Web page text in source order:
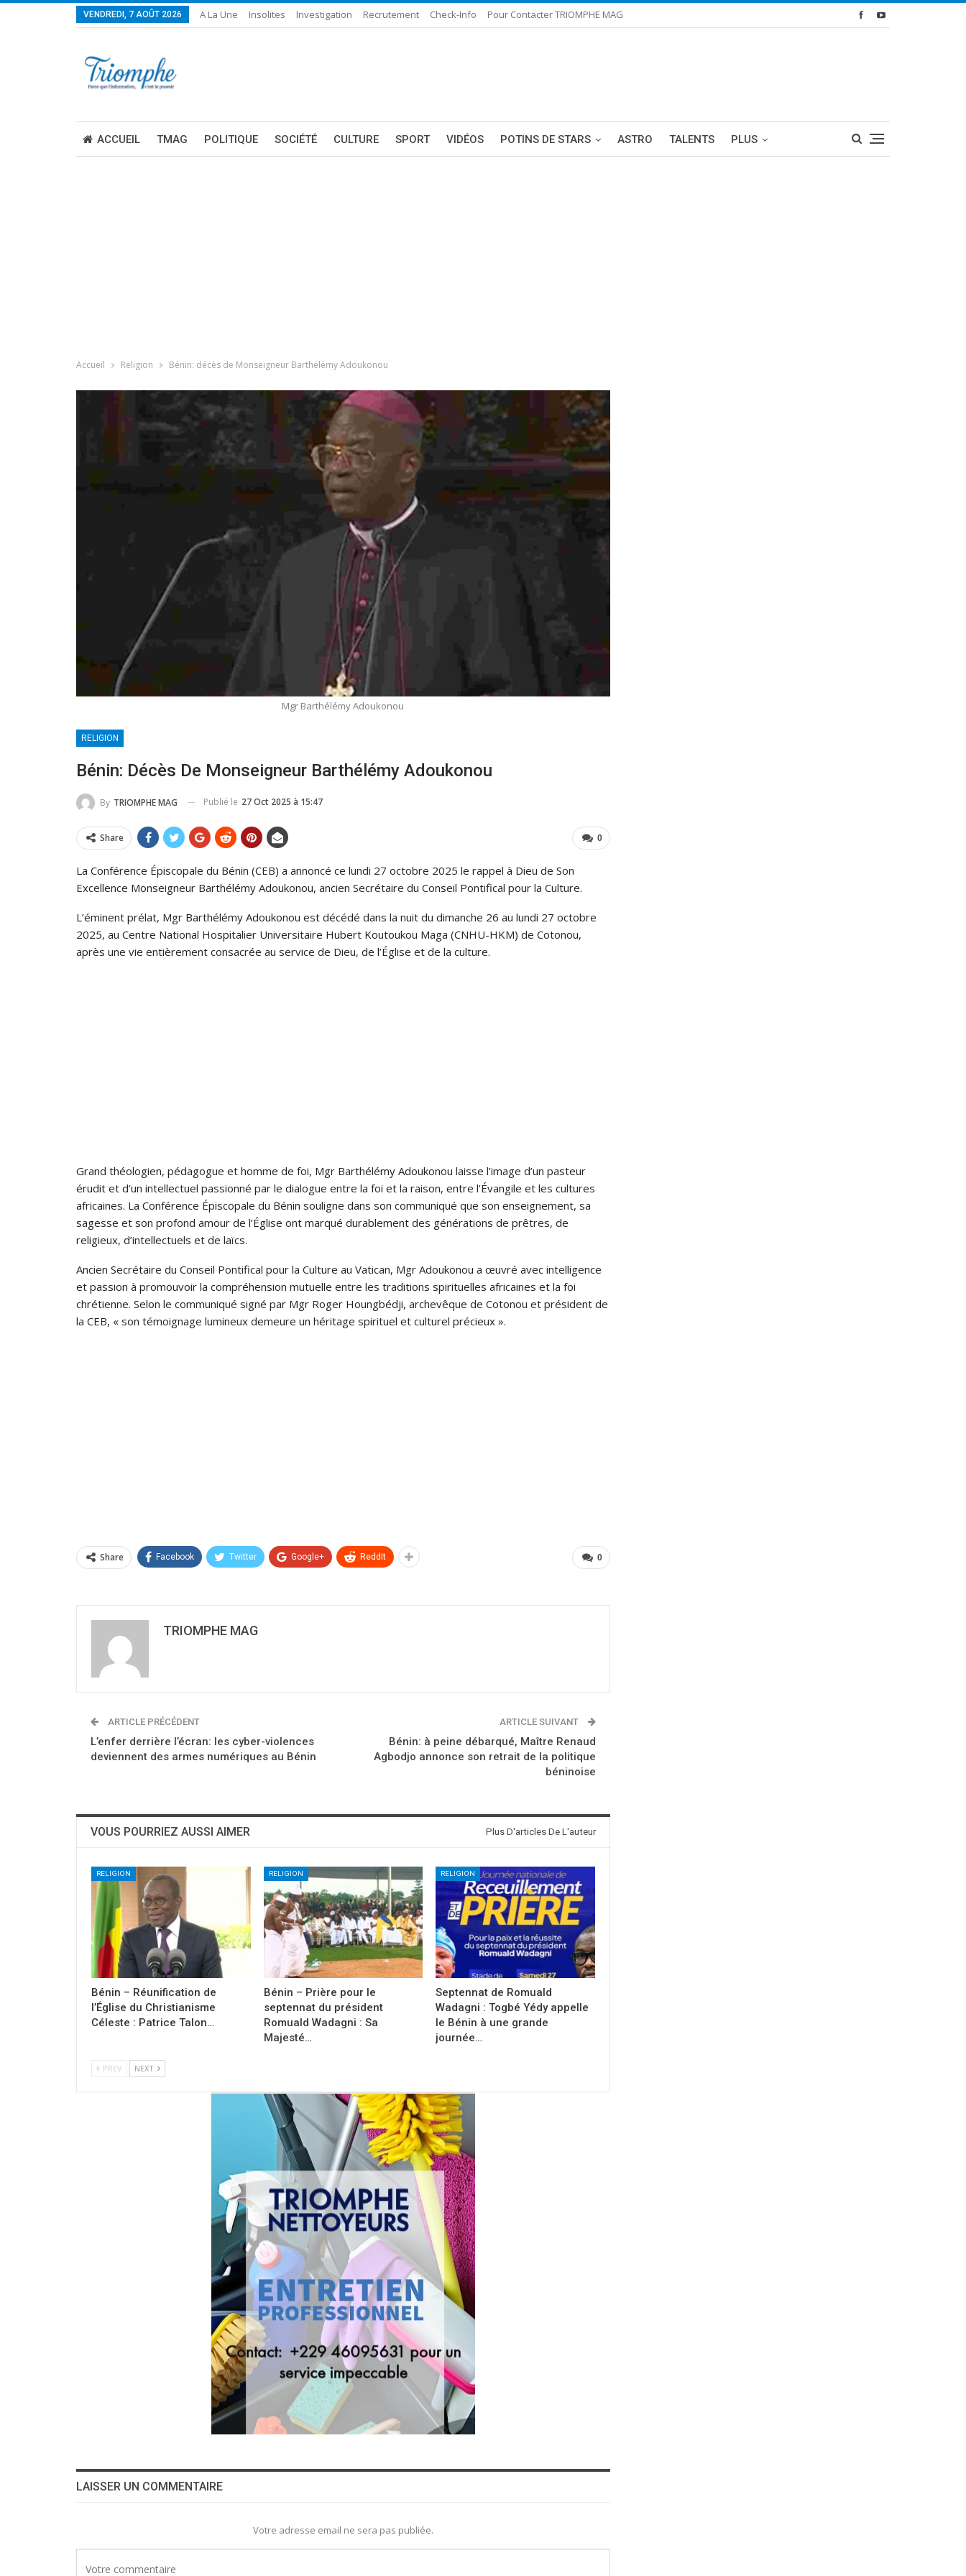
VENDREDI, 7 AOÛT 2026 A La Une Insolites Investigation Recrutement Check-Info Pour Contacter TRIOMPHE MAG
ACCUEIL TMAG POLITIQUE SOCIÉTÉ CULTURE SPORT VIDÉOS POTINS DE STARS ASTRO TALENTS PLUS
Accueil Religion Bénin: décès de Monseigneur Barthélémy Adoukonou
Mgr Barthélémy Adoukonou
RELIGION
Bénin: Décès De Monseigneur Barthélémy Adoukonou
By TRIOMPHE MAG Publié le 27 Oct 2025 à 15:47
0
Share
La Conférence Épiscopale du Bénin (CEB) a annoncé ce lundi 27 octobre 2025 le rappel à Dieu de Son
Excellence Monseigneur Barthélémy Adoukonou, ancien Secrétaire du Conseil Pontifical pour la Culture.
L’éminent prélat, Mgr Barthélémy Adoukonou est décédé dans la nuit du dimanche 26 au lundi 27 octobre
2025, au Centre National Hospitalier Universitaire Hubert Koutoukou Maga (CNHU-HKM) de Cotonou,
après une vie entièrement consacrée au service de Dieu, de l’Église et de la culture.
Grand théologien, pédagogue et homme de foi, Mgr Barthélémy Adoukonou laisse l’image d’un pasteur
érudit et d’un intellectuel passionné par le dialogue entre la foi et la raison, entre l’Évangile et les cultures
africaines. La Conférence Épiscopale du Bénin souligne dans son communiqué que son enseignement, sa
sagesse et son profond amour de l’Église ont marqué durablement des générations de prêtres, de
religieux, d’intellectuels et de laïcs.
Ancien Secrétaire du Conseil Pontifical pour la Culture au Vatican, Mgr Adoukonou a œuvré avec intelligence
et passion à promouvoir la compréhension mutuelle entre les traditions spirituelles africaines et la foi
chrétienne. Selon le communiqué signé par Mgr Roger Houngbédji, archevêque de Cotonou et président de
la CEB, « son témoignage lumineux demeure un héritage spirituel et culturel précieux ».
0
Share Facebook Twitter Google+ ReddIt
TRIOMPHE MAG
ARTICLE PRÉCÉDENT
L’enfer derrière l’écran: les cyber-violences
deviennent des armes numériques au Bénin
ARTICLE SUIVANT
Bénin: à peine débarqué, Maître Renaud
Agbodjo annonce son retrait de la politique
béninoise
VOUS POURRIEZ AUSSI AIMER Plus D'articles De L'auteur
RELIGION
Bénin – Réunification de
l’Église du Christianisme
Céleste : Patrice Talon…
RELIGION
Bénin – Prière pour le
septennat du président
Romuald Wadagni : Sa
Majesté…
RELIGION
Septennat de Romuald
Wadagni : Togbé Yédy appelle
le Bénin à une grande
journée…
PREV NEXT
LAISSER UN COMMENTAIRE
Votre adresse email ne sera pas publiée.